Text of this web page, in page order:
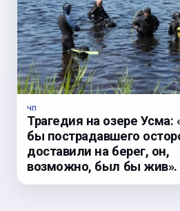
ЧП
Трагедия на озере Усма:
бы пострадавшего
доставили на берег, он,
возможно, был бы жив».